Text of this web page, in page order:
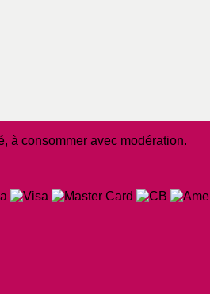
à consommer avec modération.